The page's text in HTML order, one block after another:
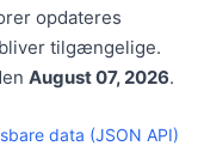
opdateres
tilgængelige.
August 07, 2026.
data (JSON API)